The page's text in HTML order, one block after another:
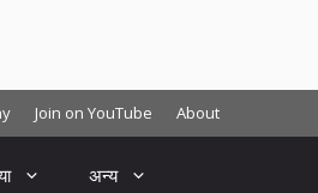
Join on YouTube About
अन्य